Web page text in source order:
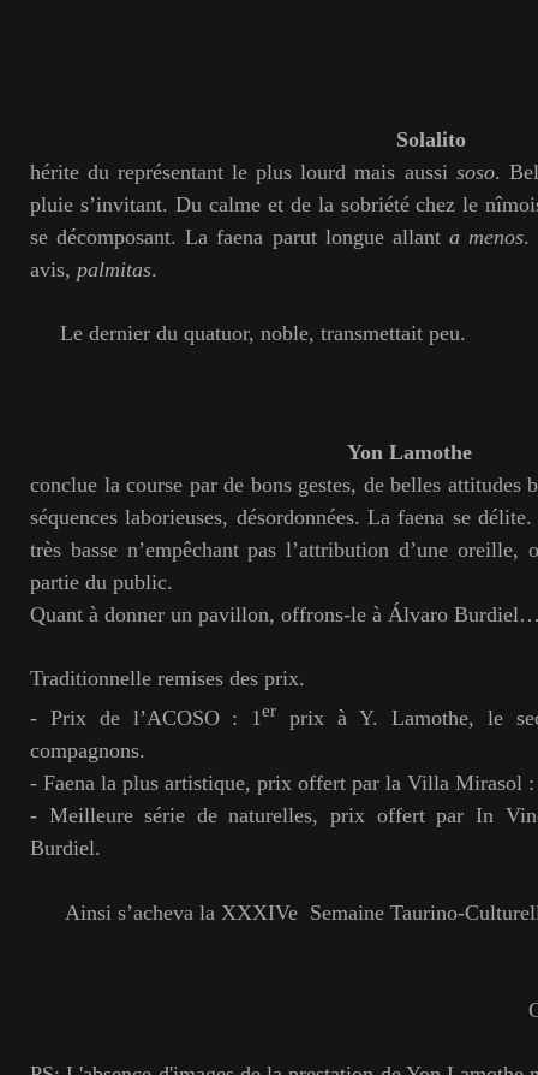
Solalito
hérite du représentant le plus lourd mais aussi soso.
pluie s’invitant. Du calme et de la sobriété chez le
se décomposant. La faena parut longue allanta menos.
avis, palmitas.
Le dernier du quatuor, noble, transmettait peu.
Yon Lamothe
conclue la course par de bons gestes, de belles attitudes
séquences laborieuses, désordonnées. La faena se
très basse n’empêchant pas l’attribution d’une oreille,
partie du public.
Quant à donner un pavillon, offrons-le à Álvaro
Traditionnelle remises des prix.
- Prix de l’ACOSO : 1er
prix à Y. Lamothe, le
compagnons.
- Faena la plus artistique, prix offert par la Villa Mirasol
- Meilleure série de naturelles, prix offert par In
Burdiel.
Ainsi s’acheva la XXXIVe Semaine Taurino-
Gilbert